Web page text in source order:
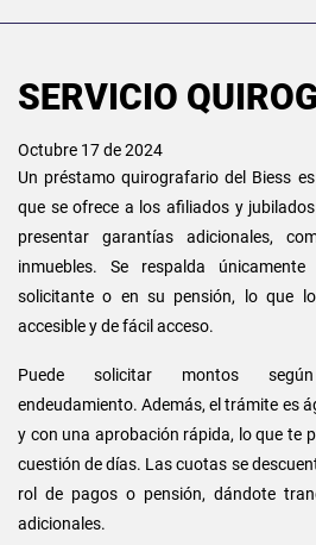
SERVICIO
Octubre 17 de 2024
Un préstamo quirografario del Biess
que se ofrece a los afiliados y
presentar garantías adicionales,
inmuebles. Se respalda
solicitante o en su pensión, lo que
accesible y de fácil acceso.
Puede solicitar montos
endeudamiento. Además, el trámite es
y con una aprobación rápida, lo que te
cuestión de días. Las cuotas se
rol de pagos o pensión, dándote
adicionales.